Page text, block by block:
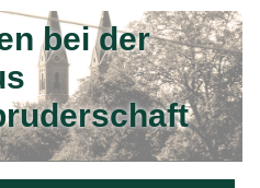
bei der